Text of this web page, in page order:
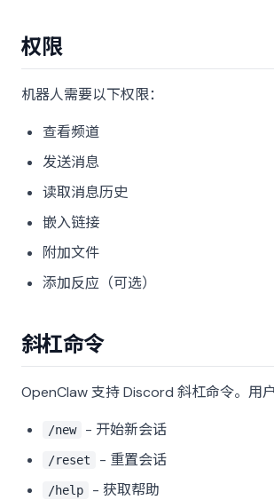
权限
机器人需要以下权限：
查看频道
发送消息
读取消息历史
嵌入链接
附加文件
添加反应（可选）
斜杠命令
OpenClaw 支持 Discord 斜杠命令。用户
/new - 开始新会话
/reset - 重置会话
/help
- 获取帮助